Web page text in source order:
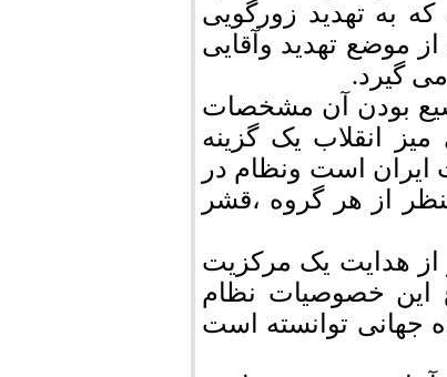
به تهدید زورگویی
موضع تهدید وآقایی
گیرد.
بودن آن مشخصات
انقلاب یک گزینه
است ونظام در
از هر گروه ،قشر
از هدایت یک مرکزیت
این خصوصیات نظام
جهانی توانسته است